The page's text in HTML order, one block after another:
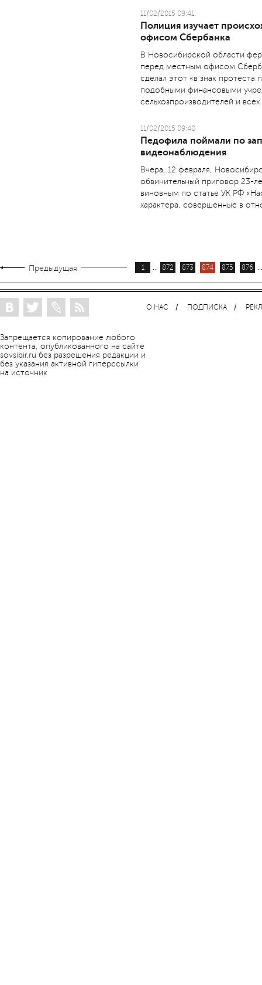
11/02/2015 09:41
Полиция изучает
офисом Сбербанка
В Новосибирской области
перед местным офисом
сделал этот «в знак
подобными финансовыми
сельхозпроизводителей и
11/02/2015 09:40
Педофила поймали по
видеонаблюдения
Вчера, 12 февраля,
обвинительный приговор 23-
виновным по статье УК РФ
характера, совершенные в
Предыдущая 1 ... 872 873 874 875 876 ...
Запрещается копирование любого
контента, опубликованного на сайте
sovsibir.ru без разрешения редакции и
без указания активной гиперссылки
на источник
О НАС ПОДПИСКА